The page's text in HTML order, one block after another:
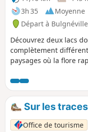
3h 35
Moyenne
Départ à
Découvrez deux lacs
complètement
paysages où la flore
Sur les
Office de tourisme